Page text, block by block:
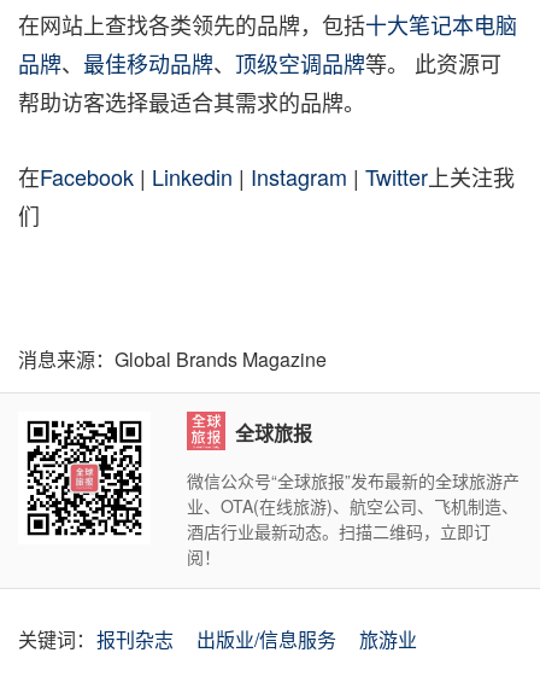
在网站上查找各类领先的品牌，包括十大笔记本电脑
品牌、 最佳移动品牌、 顶级空调品牌等。 此资源可
帮助访客选择最适合其需求的品牌。
在Facebook | Linkedin | Instagram | Twitter 上关注我
们
消息来源：Global Brands Magazine
全球旅报
微信公众号“全球旅报”发布最新的全球旅游产
业、OTA(在线旅游)、航空公司、飞机制造、
酒店行业最新动态。扫描二维码，立即订
阅！
关键词： 报刊杂志 出版业/信息服务
旅游业